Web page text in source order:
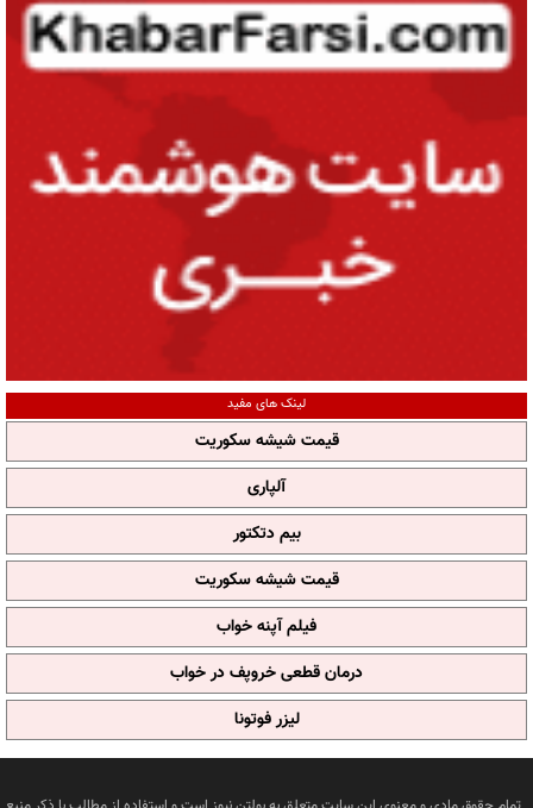
لینک های مفید
قیمت شیشه سکوریت
آلپاری
بیم دتکتور
قیمت شیشه سکوریت
فیلم آپنه خواب
درمان قطعی خروپف در خواب
لیزر فوتونا